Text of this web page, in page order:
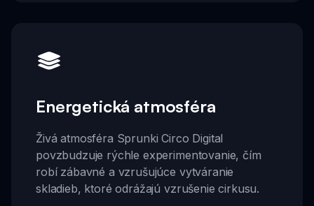
Energetická atmosféra
Živá atmosféra Sprunki Circo Digital
povzbudzuje rýchle experimentovanie, čím
robí zábavné a vzrušujúce vytváranie
skladieb, ktoré odrážajú vzrušenie cirkusu.